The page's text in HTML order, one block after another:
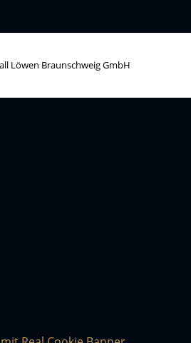
Löwen Braunschweig GmbH